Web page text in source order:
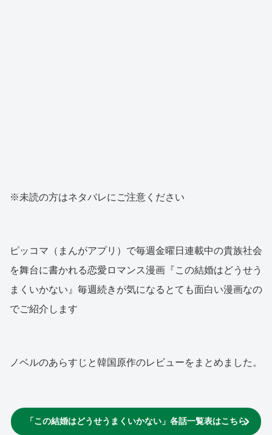
※未読の方はネタバレにご注意ください
ピッコマ（まんがアプリ）で毎週金曜日連載中の貴族社会
を舞台に書かれる恋愛ロマンス漫画『この結婚はどうせう
まくいかない』毎週続きが気になるとても面白い漫画なの
でご紹介します
ノベルのあらすじと韓国原作のレビューをまとめました。
「この結婚はどうせうまくいかない」各話一覧表はこちら